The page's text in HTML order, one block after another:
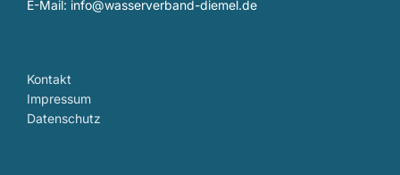
E-Mail: info@wasserverband-diemel.de
Kontakt
Impressum
Datenschutz